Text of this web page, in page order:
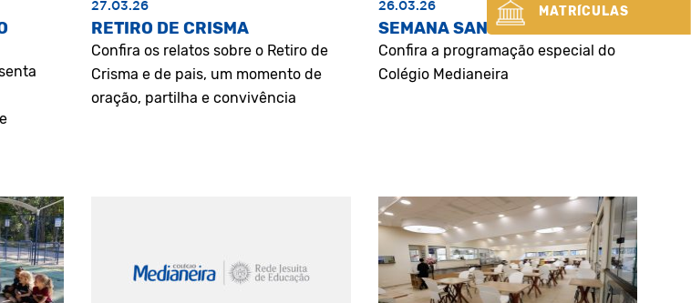
27.03.26
RETIRO DE CRISMA
Confira os relatos sobre o Retiro de
Crisma e de pais, um momento de
oração, partilha e convivência
26.03.26
SEMANA SANTA
Confira a programação especial do
Colégio Medianeira
MATRÍCULAS